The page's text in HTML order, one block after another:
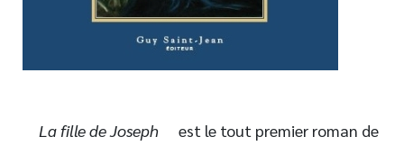
La fille de Joseph
est le tout premier roman de